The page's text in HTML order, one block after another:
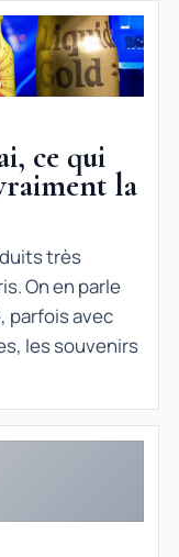
ce qui
la
très
On en parle
parfois avec
les souvenirs